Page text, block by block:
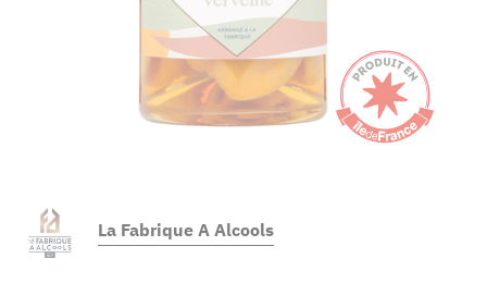
La Fabrique A Alcools